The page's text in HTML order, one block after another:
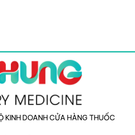
KINH DOANH CỬA HÀNG THUỐC